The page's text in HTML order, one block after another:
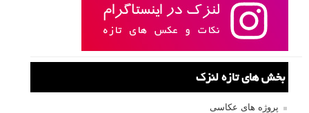
بخش های تازه لنزک
پروژه های عکاسی